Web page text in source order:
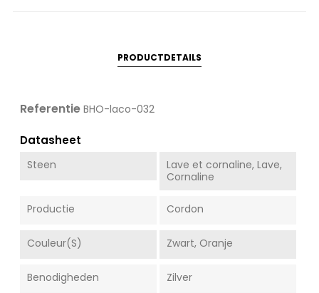
PRODUCTDETAILS
Referentie BHO-laco-032
Datasheet
Steen
Lave et cornaline, Lave,
Cornaline
Productie Cordon
Couleur(s) Zwart, Oranje
Benodigheden Zilver